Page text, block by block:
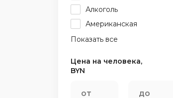
Алкоголь
Американская
Показать все
Цена на человека,
BYN